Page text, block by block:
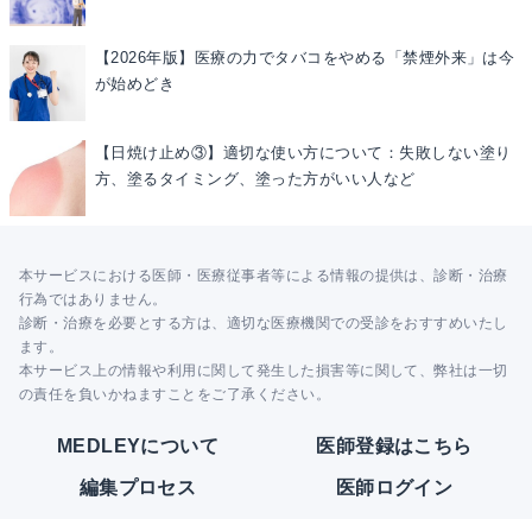
【2026年版】医療の力でタバコをやめる「禁煙外来」は今
が始めどき
【日焼け止め③】適切な使い方について：失敗しない塗り
方、塗るタイミング、塗った方がいい人など
本サービスにおける医師・医療従事者等による情報の提供は、診断・治療
行為ではありません。
診断・治療を必要とする方は、適切な医療機関での受診をおすすめいたし
ます。
本サービス上の情報や利用に関して発生した損害等に関して、弊社は一切
の責任を負いかねますことをご了承ください。
MEDLEYについて 医師登録はこちら
編集プロセス 医師ログイン